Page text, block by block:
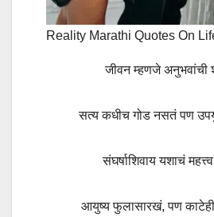
Reality Marathi Quotes On
जीवन म्हणजे अनुभवांची
सत्य कधीच गोड नसतं पण
संघर्षाशिवाय यशाचं
आयुष्य फुलासारखं, पण